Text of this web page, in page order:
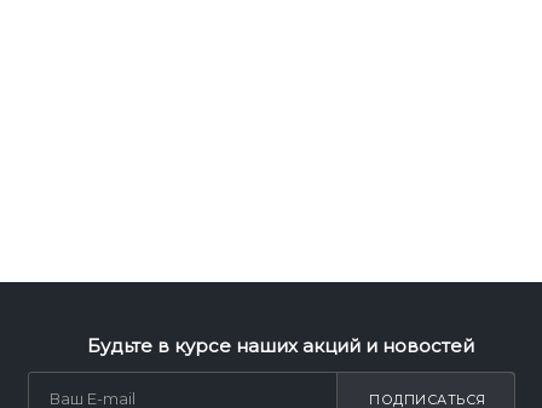
Будьте в курсе наших акций и новостей
ПОДПИСАТЬСЯ